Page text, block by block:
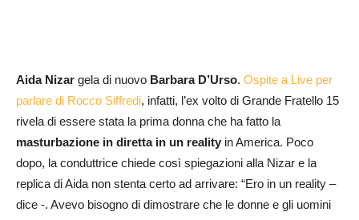
Aida Nizar gela di nuovo Barbara D’Urso. Ospite a Live per
parlare di Rocco Siffredi, infatti, l’ex volto di Grande Fratello 15
rivela di essere stata la prima donna che ha fatto la
masturbazione in diretta in un reality in America. Poco
dopo, la conduttrice chiede così spiegazioni alla Nizar e la
replica di Aida non stenta certo ad arrivare: “Ero in un reality –
dice -. Avevo bisogno di dimostrare che le donne e gli uomini